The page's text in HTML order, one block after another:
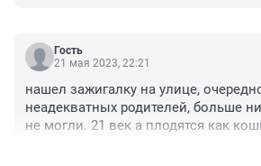
Гость
21 мая 2023, 22:21
нашел зажигалку на улице,
неадекватных родителей, больше
не могли. 21 век а плодятся как